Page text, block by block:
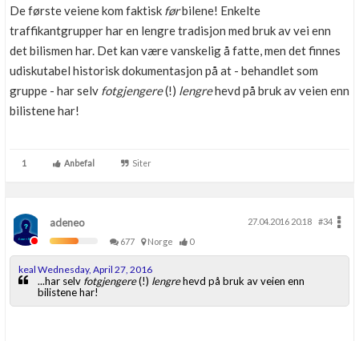
De første veiene kom faktisk førbilene! Enkelte
traffikantgrupper har en lengre tradisjon med bruk av vei enn
det bilismen har. Det kan være vanskelig å fatte, men det finnes
udiskutabel historisk dokumentasjon på at - behandlet som
gruppe - har selv fotgjengere(!) lengrehevd på bruk av veien enn
bilistene har!
1 Anbefal Siter
adeneo 27.04.2016 20.18
#34
677
Norge 0
keal Wednesday, April 27, 2016
...har selv fotgjengere(!) lengrehevd på bruk av veien enn
bilistene har!